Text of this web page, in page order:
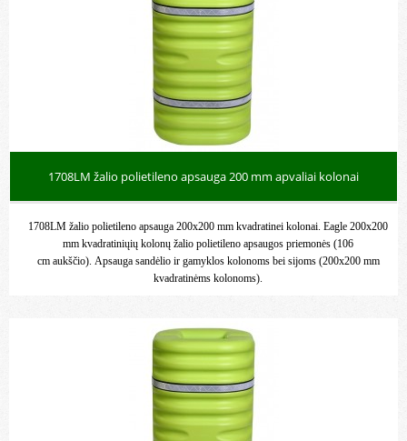
1708LM žalio polietileno apsauga 200 mm apvaliai kolonai
1708LM žalio polietileno apsauga 200x200 mm kvadratinei kolonai. Eagle 200x200
mm kvadratiniųių kolonų žalio polietileno apsaugos priemonės (106
cm aukščio). Apsauga sandėlio ir gamyklos kolonoms bei sijoms (200x200 mm
kvadratinėms kolonoms).